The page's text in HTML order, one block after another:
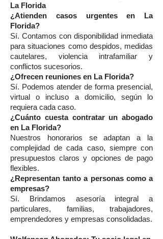
La Florida
¿Atienden casos urgentes en La
Florida?
Sí. Contamos con disponibilidad inmediata
para situaciones como despidos, medidas
cautelares, violencia intrafamiliar y
conflictos sucesorios.
¿Ofrecen reuniones en La Florida?
Sí. Podemos atender de forma presencial,
virtual o incluso a domicilio, según lo
requiera cada caso.
¿Cuánto cuesta contratar un abogado
en La Florida?
Nuestros honorarios se adaptan a la
complejidad de cada caso, siempre con
presupuestos claros y opciones de pago
flexibles.
¿Representan tanto a personas como a
empresas?
Sí. Brindamos asesoría integral a
particulares, familias, trabajadores,
emprendedores y empresas consolidadas.